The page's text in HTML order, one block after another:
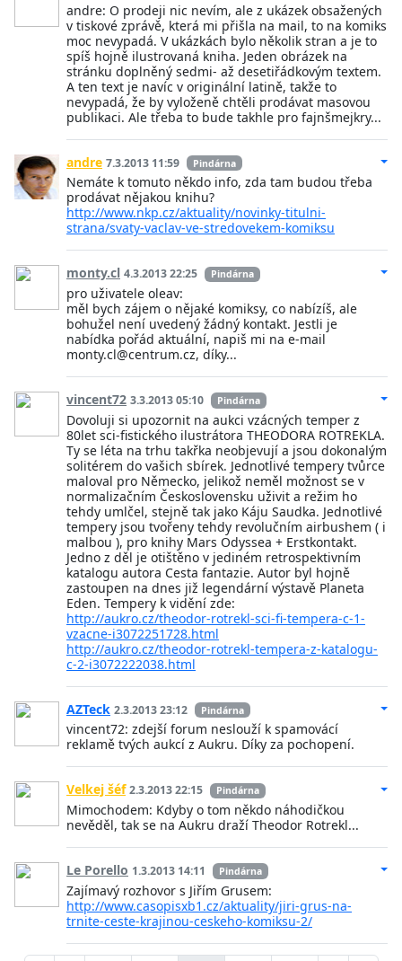
andre: O prodeji nic nevím, ale z ukázek obsažených
v tiskové zprávě, která mi přišla na mail, to na komiks
moc nevypadá. V ukázkách bylo několik stran a je to
spíš hojně ilustrovaná kniha. Jeden obrázek na
stránku doplněný sedmi- až desetiřádkovým textem.
A ten text je navíc v originální latině, takže to
nevypadá, že by vyloženě chtěli prodávat masovou
publikaci. Ale třeba to bude takhle pro fajnšmejkry...
andre 7.3.2013 11:59 Pindárna
Nemáte k tomuto někdo info, zda tam budou třeba
prodávat nějakou knihu?
http://www.nkp.cz/aktuality/novinky-titulni-
strana/svaty-vaclav-ve-stredovekem-komiksu
monty.cl 4.3.2013 22:25 Pindárna
pro uživatele oleav:
měl bych zájem o nějaké komiksy, co nabízíš, ale
bohužel není uvedený žádný kontakt. Jestli je
nabídka pořád aktuální, napiš mi na e-mail
monty.cl@centrum.cz, díky...
vincent72 3.3.2013 05:10 Pindárna
Dovoluji si upozornit na aukci vzácných temper z
80let sci-fistického ilustrátora THEODORA ROTREKLA.
Ty se léta na trhu takřka neobjevují a jsou dokonalým
solitérem do vašich sbírek. Jednotlivé tempery tvůrce
maloval pro Německo, jelikož neměl možnost se v
normalizačním Československu uživit a režim ho
tehdy umlčel, stejně tak jako Káju Saudka. Jednotlivé
tempery jsou tvořeny tehdy revolučním airbushem ( i
malbou ), pro knihy Mars Odyssea + Erstkontakt.
Jedno z děl je otištěno v jediném retrospektivním
katalogu autora Cesta fantazie. Autor byl hojně
zastoupen na dnes již legendární výstavě Planeta
Eden. Tempery k vidění zde:
http://aukro.cz/theodor-rotrekl-sci-fi-tempera-c-1-
vzacne-i3072251728.html
http://aukro.cz/theodor-rotrekl-tempera-z-katalogu-
c-2-i3072222038.html
AZTeck 2.3.2013 23:12 Pindárna
vincent72: zdejší forum neslouží k spamovácí
reklamě tvých aukcí z Aukru. Díky za pochopení.
Velkej šéf 2.3.2013 22:15 Pindárna
Mimochodem: Kdyby o tom někdo náhodičkou
nevěděl, tak se na Aukru draží Theodor Rotrekl...
Le Porello 1.3.2013 14:11 Pindárna
Zajímavý rozhovor s Jiřím Grusem:
http://www.casopisxb1.cz/aktuality/jiri-grus-na-
trnite-ceste-krajinou-ceskeho-komiksu-2/